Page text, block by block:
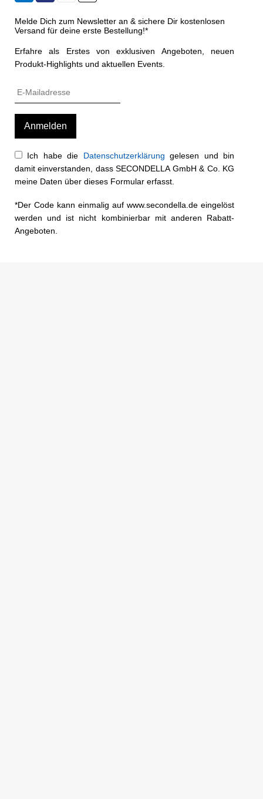
Melde Dich zum Newsletter an & sichere Dir kostenlosen
Versand für deine erste Bestellung!*
Erfahre als Erstes von exklusiven Angeboten, neuen
Produkt-Highlights und aktuellen Events.
Ich habe die Datenschutzerklärung gelesen und bin
damit einverstanden, dass SECONDELLA GmbH & Co. KG
meine Daten über dieses Formular erfasst.
*Der Code kann einmalig auf www.secondella.de eingelöst
werden und ist nicht kombinierbar mit anderen Rabatt-
Angeboten.